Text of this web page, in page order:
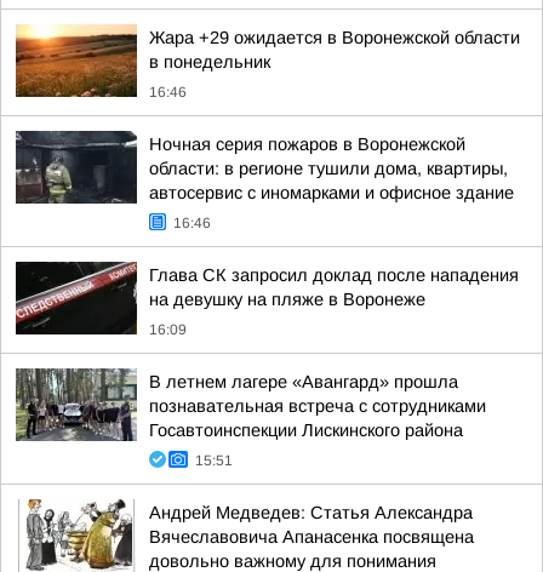
Жара +29 ожидается в Воронежской области
в понедельник
16:46
Ночная серия пожаров в Воронежской
области: в регионе тушили дома, квартиры,
автосервис с иномарками и офисное здание
16:46
Глава СК запросил доклад после нападения
на девушку на пляже в Воронеже
16:09
В летнем лагере «Авангард» прошла
познавательная встреча с сотрудниками
Госавтоинспекции Лискинского района
15:51
Андрей Медведев: Статья Александра
Вячеславовича Апанасенка посвящена
довольно важному для понимания